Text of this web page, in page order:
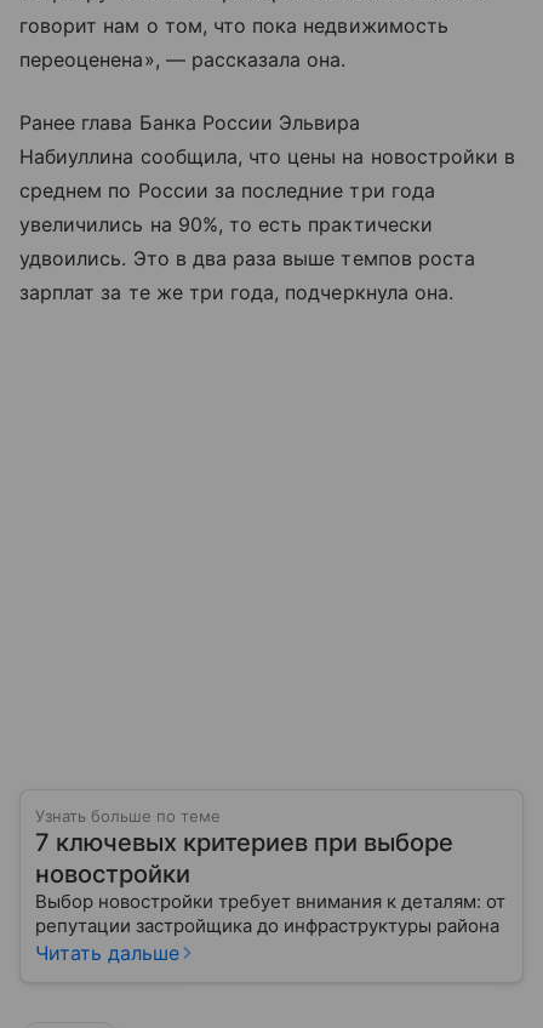
говорит нам о том, что пока недвижимость
переоценена», — рассказала она.
Ранее глава Банка России Эльвира
Набиуллина сообщила, что цены на новостройки в
среднем по России за последние три года
увеличились на 90%, то есть практически
удвоились. Это в два раза выше темпов роста
зарплат за те же три года, подчеркнула она.
Узнать больше по теме
7 ключевых критериев при выборе
новостройки
Выбор новостройки требует внимания к деталям: от
репутации застройщика до инфраструктуры района
Читать дальше